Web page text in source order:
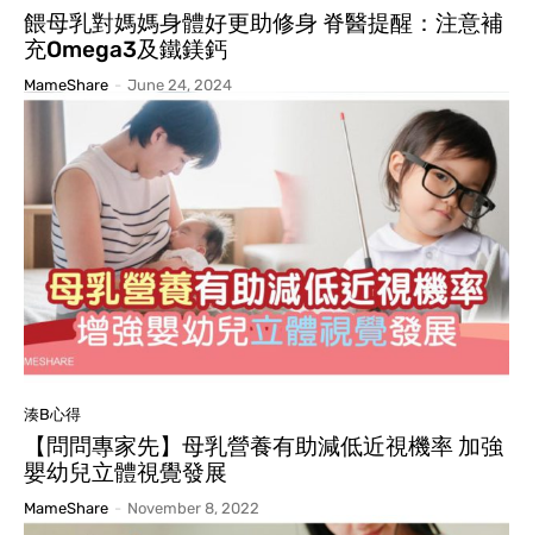
餵母乳對媽媽身體好更助修身 脊醫提醒：注意補
充Omega3及鐵鎂鈣
MameShare - June 24, 2024
湊B心得
【問問專家先】母乳營養有助減低近視機率 加強
嬰幼兒立體視覺發展
MameShare - November 8, 2022